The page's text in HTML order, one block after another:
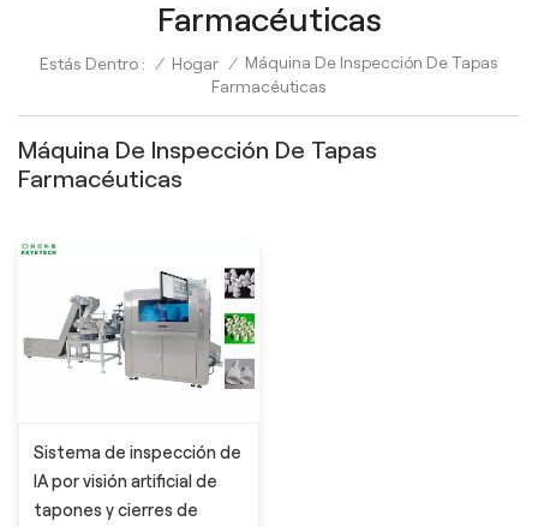
Farmacéuticas
Estás Dentro : / Hogar / Máquina De Inspección De Tapas
Farmacéuticas
Máquina De Inspección De Tapas
Farmacéuticas
Sistema de inspección de
IA por visión artificial de
tapones y cierres de